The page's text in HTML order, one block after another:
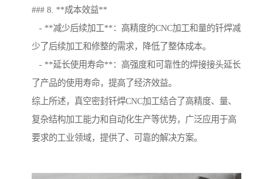
### 8. **成本效益**
- **减少后续加工**：高精度的CNC加工和量的钎焊减
少了后续加工和修整的需求，降低了整体成本。
- **延长使用寿命**：高强度和可靠性的焊接接头延长
了产品的使用寿命，提高了经济效益。
综上所述，真空密封钎焊CNC加工结合了高精度、量、
复杂结构加工能力和自动化生产等优势，广泛应用于高
要求的工业领域，提供了、可靠的解决方案。